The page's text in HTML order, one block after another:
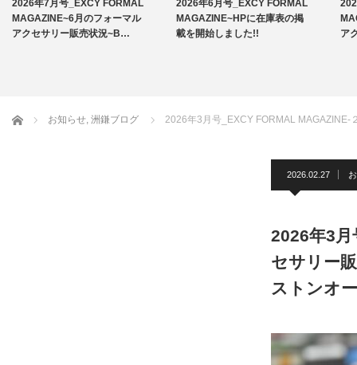
お知らせ
2026年7月号_EXCY FORMAL
MAGAZINE~6月のフォーマル
アクセサリー販売状況~B…
2026年6月号_EXCY FORMAL
MAGAZINE~HPに在庫表の掲
載を開始しました!!
ア
ホーム お知らせ, 洲鎌ブログ 2026年3月号_EXCY FORMAL MAGAZINE-
2026.02.27
2026年3
セサリー
ストンオ